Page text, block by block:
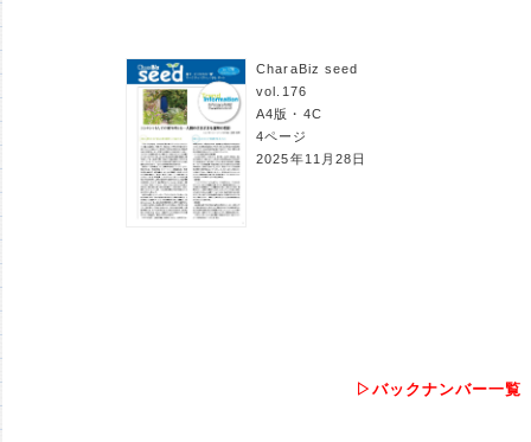
CharaBiz seed
vol.176
A4版・4C
4ページ
2025年11月28日
▷バックナンバー一覧